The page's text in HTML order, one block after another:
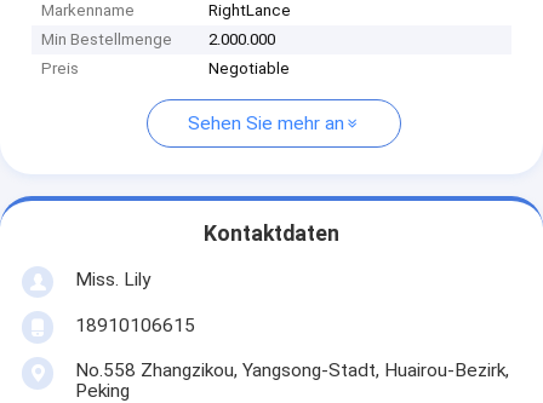
Markenname
RightLance
Min Bestellmenge
2.000.000
Preis
Negotiable
Sehen Sie mehr an
Kontaktdaten
Miss. Lily
18910106615
No.558 Zhangzikou, Yangsong-Stadt, Huairou-Bezirk,
Peking